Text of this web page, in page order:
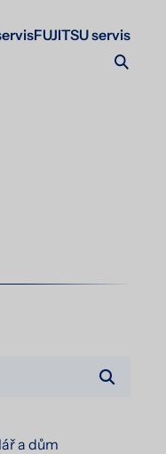
FUJITSU servis
a dům